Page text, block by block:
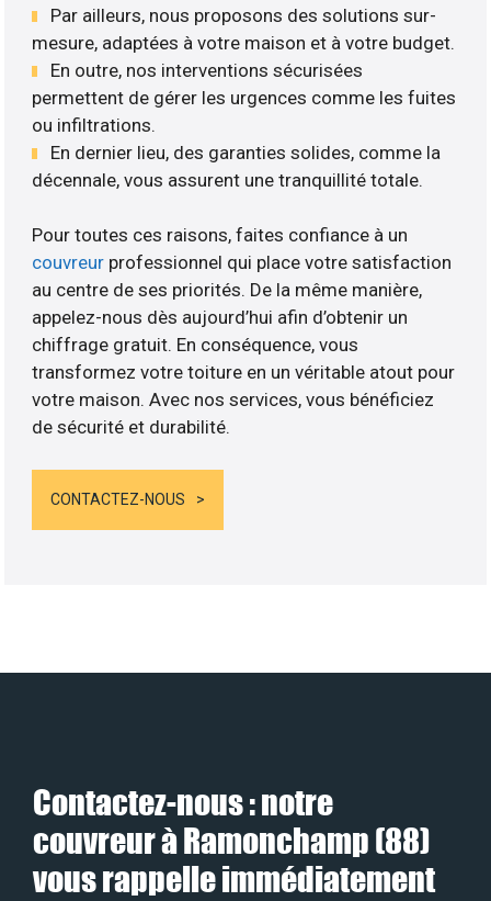
Par ailleurs, nous proposons des solutions sur-
mesure, adaptées à votre maison et à votre budget.
En outre, nos interventions sécurisées
permettent de gérer les urgences comme les fuites
ou infiltrations.
En dernier lieu, des garanties solides, comme la
décennale, vous assurent une tranquillité totale.
Pour toutes ces raisons, faites confiance à un
couvreur professionnel qui place votre satisfaction
au centre de ses priorités. De la même manière,
appelez-nous dès aujourd’hui afin d’obtenir un
chiffrage gratuit. En conséquence, vous
transformez votre toiture en un véritable atout pour
votre maison. Avec nos services, vous bénéficiez
de sécurité et durabilité.
CONTACTEZ-NOUS
Contactez-nous : notre
couvreur à Ramonchamp (88)
vous rappelle immédiatement